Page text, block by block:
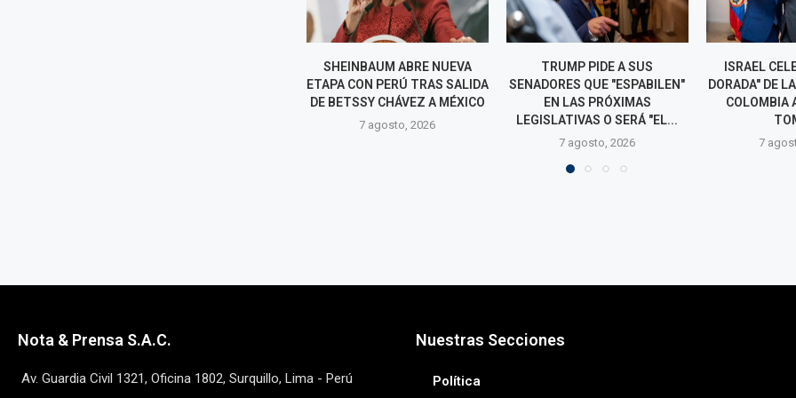
TRUMP PIDE A SUS
SENADORES QUE "ESPABILEN"
EN LAS PRÓXIMAS
LEGISLATIVAS O SERÁ "EL...
ISRAEL CELEBRA "LA ERA
DORADA" DE LA RELACIÓN CON
COLOMBIA ANTES DE LA
TOMA...
7 agosto, 2026
CEPEDA
FISCALÍA
VINCULARLO